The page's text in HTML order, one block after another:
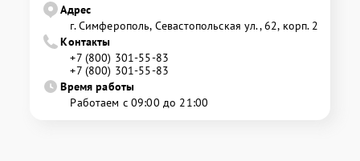
Адрес
г. Симферополь, Севастопольская ул., 62, корп. 2
Контакты
+7 (800) 301-55-83
+7 (800) 301-55-83
Время работы
Работаем с 09:00 до 21:00